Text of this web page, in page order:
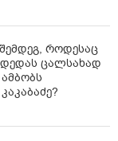
როდესაც
დედას ცალსახად